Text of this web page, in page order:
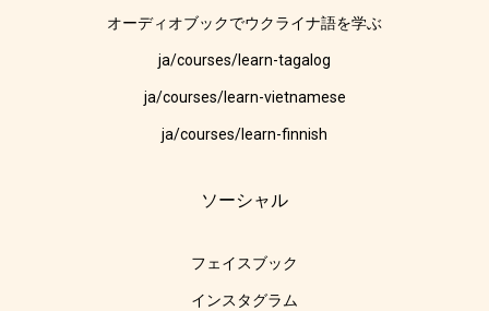
オーディオブックでウクライナ語を学ぶ
ja/courses/learn-tagalog
ja/courses/learn-vietnamese
ja/courses/learn-finnish
ソーシャル
フェイスブック
インスタグラム